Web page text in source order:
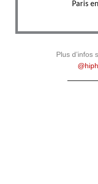
Paris
Plus d’infos